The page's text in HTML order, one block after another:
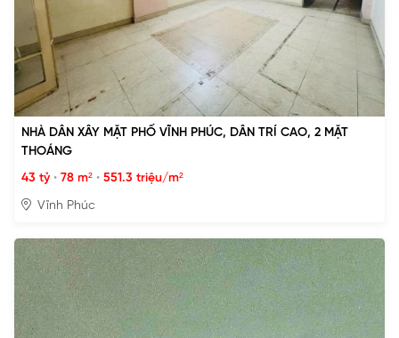
NHÀ DÂN XÂY MẶT PHỐ VĨNH PHÚC, DÂN TRÍ CAO, 2 MẶT
THOÁNG
43 tỷ • 78 m² • 551.3 triệu/m²
Vĩnh Phúc